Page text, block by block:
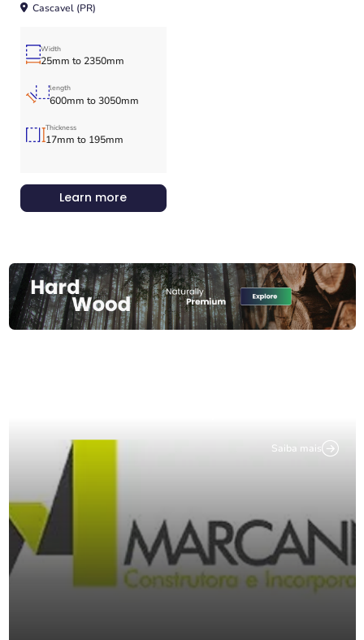
Cascavel (PR)
Width
25mm to 2350mm
length
600mm to 3050mm
Thickness
17mm to 195mm
Learn more
Saiba mais